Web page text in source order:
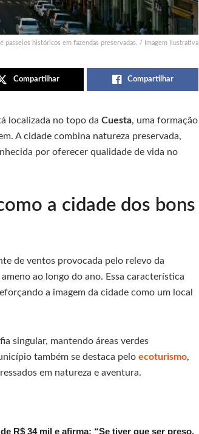
passeios históricos em fazendas preservadas. / Imagem Ilustrativa
Compartilhar Compartilhar
localizada no topo da Cuesta, uma formação
A cidade combina natureza preservada,
por oferecer qualidade de vida no
a cidade dos bons
de ventos provocada pelo relevo da
ao longo do ano. Essa característica
a imagem da cidade como um local
singular, mantendo áreas verdes
também se destaca pelo ecoturismo,
em natureza e aventura.
R$ 34 mil e afirma: “Se tiver que ser preso,